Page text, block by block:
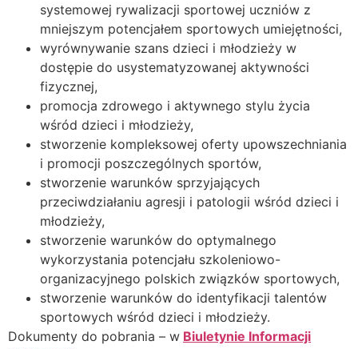
systemowej rywalizacji sportowej uczniów z
mniejszym potencjałem sportowych umiejętności,
wyrównywanie szans dzieci i młodzieży w
dostępie do usystematyzowanej aktywności
fizycznej,
promocja zdrowego i aktywnego stylu życia
wśród dzieci i młodzieży,
stworzenie kompleksowej oferty upowszechniania
i promocji poszczególnych sportów,
stworzenie warunków sprzyjających
przeciwdziałaniu agresji i patologii wśród dzieci i
młodzieży,
stworzenie warunków do optymalnego
wykorzystania potencjału szkoleniowo-
organizacyjnego polskich związków sportowych,
stworzenie warunków do identyfikacji talentów
sportowych wśród dzieci i młodzieży.
Dokumenty do pobrania – w Biuletynie Informacji